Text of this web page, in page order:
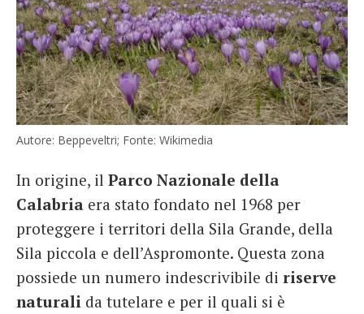
Autore: Beppeveltri; Fonte: Wikimedia
In origine, il Parco Nazionale della
Calabria era stato fondato nel 1968 per
proteggere i territori della Sila Grande, della
Sila piccola e dell’Aspromonte. Questa zona
possiede un numero indescrivibile di riserve
naturali da tutelare e per il quali si è